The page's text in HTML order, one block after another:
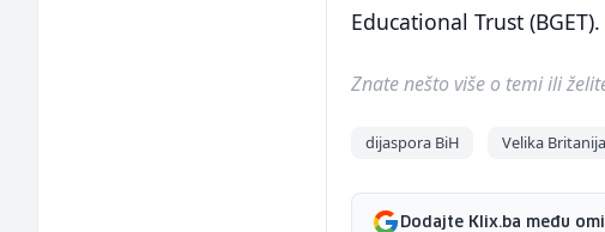
Educational Trust (BGET).
Znate nešto više o temi ili
dijaspora BiH Velika Britanija
Dodajte Klix.ba među